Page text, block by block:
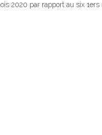
2020 par rapport au six